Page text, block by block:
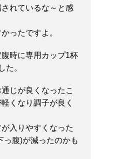
れているな～と感
ったですよ。
時に専用カップ1杯
た。
じが良くなったこ
くなり調子が良く
入りやすくなった
っ腹)が減ったのかも